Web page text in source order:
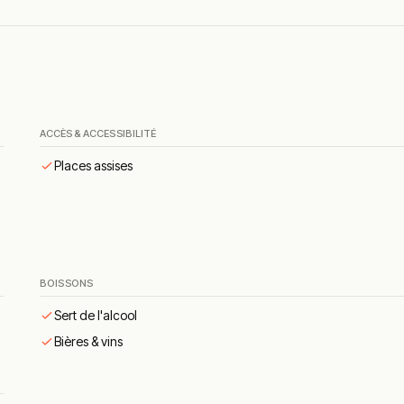
chaleureux et bon rapport qualité-prix sont régulièrement
ACCÈS & ACCESSIBILITÉ
Places assises
BOISSONS
Sert de l'alcool
Bières & vins